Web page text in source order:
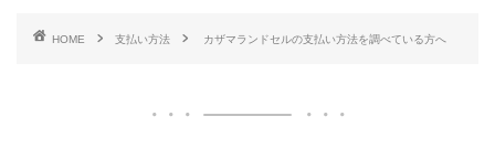
HOME 支払い方法 カザマランドセルの支払い方法を調べている方へ